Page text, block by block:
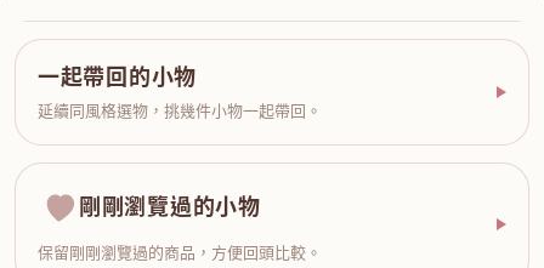
一起帶回的小物
延續同風格選物，挑幾件小物一起帶回。
剛剛瀏覽過的小物
保留剛剛瀏覽過的商品，方便回頭比較。